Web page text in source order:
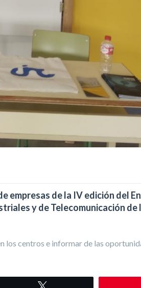
empresas de la IV edición del
y de Telecomunicación de
los centros e informar de las